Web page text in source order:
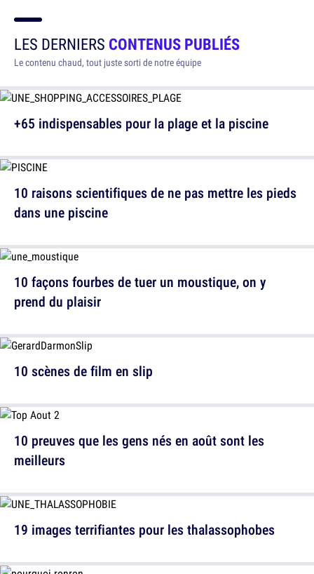
LES DERNIERS CONTENUS PUBLIÉS
Le contenu chaud, tout juste sorti de notre équipe
+65 indispensables pour la plage et la piscine
10 façons fourbes de tuer un moustique, on y
prend du plaisir
10 preuves que les gens nés en août sont les
meilleurs
10 raisons scientifiques de ne pas mettre les pieds
dans une piscine
10 scènes de film en slip
19 images terrifiantes pour les thalassophobes